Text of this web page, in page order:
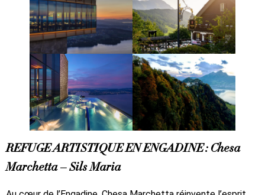
REFUGE ARTISTIQUE EN ENGADINE : Chesa
Marchetta – Sils Maria